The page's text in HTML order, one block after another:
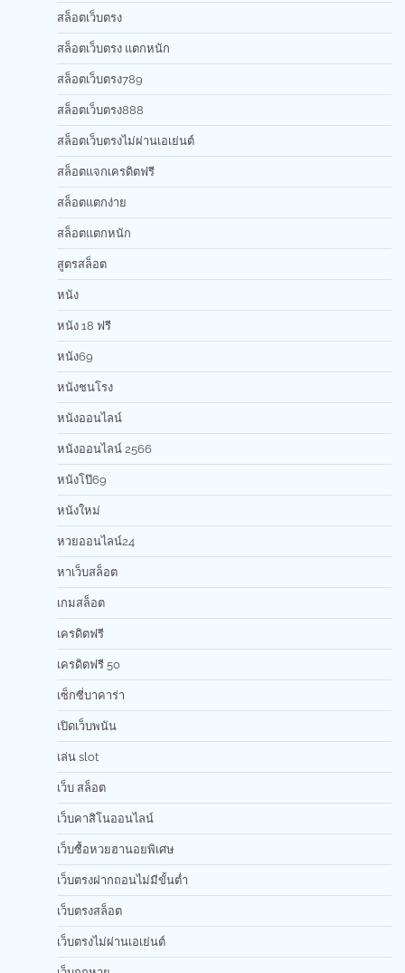
สล็อตเว็บตรง
สล็อตเว็บตรง แตกหนัก
สล็อตเว็บตรง789
สล็อตเว็บตรง888
สล็อตเว็บตรงไม่ผ่านเอเย่นต์
สล็อตแจกเครดิตฟรี
สล็อตแตกง่าย
สล็อตแตกหนัก
สูตรสล็อต
หนัง
หนัง 18 ฟรี
หนัง69
หนังชนโรง
หนังออนไลน์
หนังออนไลน์ 2566
หนังโป๊69
หนังใหม่
หวยออนไลน์24
หาเว็บสล็อต
เกมสล็อต
เครดิตฟรี
เครดิตฟรี 50
เซ็กซี่บาคาร่า
เปิดเว็บพนัน
เล่น slot
เว็บ สล็อต
เว็บคาสิโนออนไลน์
เว็บซื้อหวยฮานอยพิเศษ
เว็บตรงฝากถอนไม่มีขั้นต่ำ
เว็บตรงสล็อต
เว็บตรงไม่ผ่านเอเย่นต์